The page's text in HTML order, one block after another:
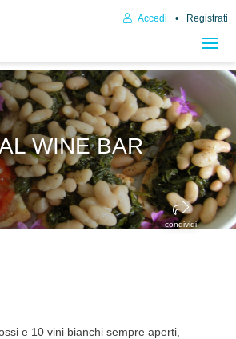
Accedi Registrati
WINE BAR
condividi
e 10 vini bianchi sempre aperti,